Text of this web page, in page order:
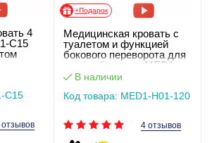
4
C15
C15
отзывов
+Подарок
Медицинская кровать с
туалетом и функцией
бокового переворота для
тяжелобольных MED1-
H01-120. Работает без
В наличии
Код товара: MED1-H01-120
4 отзывов